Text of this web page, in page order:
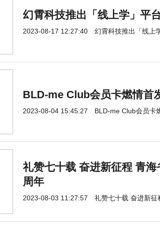
幻霄科技推出「线上学」平
2023-08-17 12:27:40 幻霄科技推出「线上
BLD-me Club会员卡燃情首
2023-08-04 15:45:27 BLD-me Club会员卡
礼赞七十载 奋进新征程 青
周年
2023-08-03 11:27:57 礼赞七十载 奋进新